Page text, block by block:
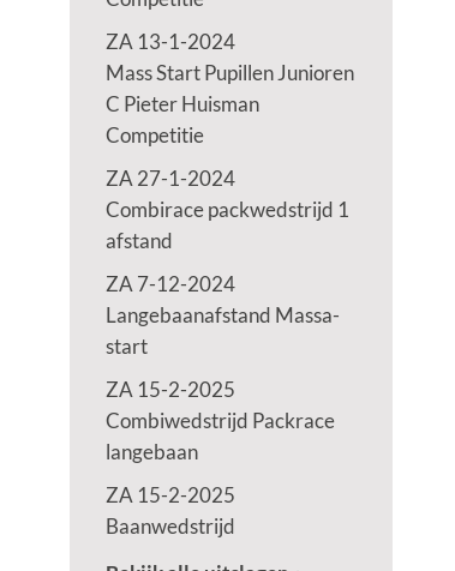
ZA 13-1-2024
Mass Start Pupillen Junioren
C Pieter Huisman
Competitie
ZA 27-1-2024
Combirace packwedstrijd 1
afstand
ZA 7-12-2024
Langebaanafstand Massa-
start
ZA 15-2-2025
Combiwedstrijd Packrace
langebaan
ZA 15-2-2025
Baanwedstrijd